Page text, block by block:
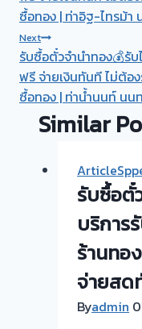
ซื้อทอง | ท่าอิฐ-ไทรม้า
Next
รับซื้อตั๋วจำนำทอง💰รั
ฟรี จ่ายเงินทันที ไม่ต้อ
ซื้อทอง | ท่าน้ำนนท์ นน
Similar
รับซื้อตั๋
บริการ
ร้านทอ
จ่ายสด
Byadmin